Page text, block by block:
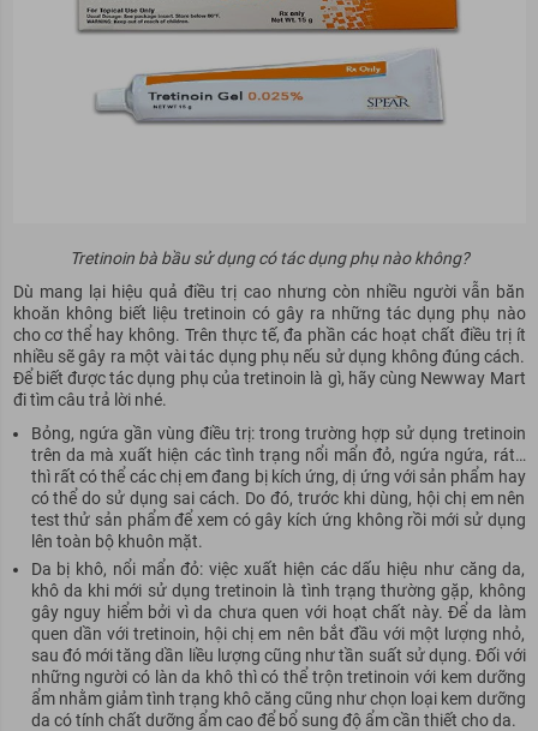
Tretinoin bà bầu sử dụng có tác dụng phụ nào không?
Dù mang lại hiệu quả điều trị cao nhưng còn nhiều người vẫn băn
khoăn không biết liệu tretinoin có gây ra những tác dụng phụ nào
cho cơ thể hay không. Trên thực tế, đa phần các hoạt chất điều trị ít
nhiều sẽ gây ra một vài tác dụng phụ nếu sử dụng không đúng cách.
Để biết được tác dụng phụ của tretinoin là gì, hãy cùng Newway Mart
đi tìm câu trả lời nhé.
Bỏng, ngứa gần vùng điều trị: trong trường hợp sử dụng tretinoin
trên da mà xuất hiện các tình trạng nổi mẩn đỏ, ngứa ngứa, rát…
thì rất có thể các chị em đang bị kích ứng, dị ứng với sản phẩm hay
có thể do sử dụng sai cách. Do đó, trước khi dùng, hội chị em nên
test thử sản phẩm để xem có gây kích ứng không rồi mới sử dụng
lên toàn bộ khuôn mặt.
Da bị khô, nổi mẩn đỏ: việc xuất hiện các dấu hiệu như căng da,
khô da khi mới sử dụng tretinoin là tình trạng thường gặp, không
gây nguy hiểm bởi vì da chưa quen với hoạt chất này. Để da làm
quen dần với tretinoin, hội chị em nên bắt đầu với một lượng nhỏ,
sau đó mới tăng dần liều lượng cũng như tần suất sử dụng. Đối với
những người có làn da khô thì có thể trộn tretinoin với kem dưỡng
ẩm nhằm giảm tình trạng khô căng cũng như chọn loại kem dưỡng
da có tính chất dưỡng ẩm cao để bổ sung độ ẩm cần thiết cho da.